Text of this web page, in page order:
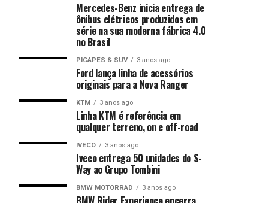
Mercedes-Benz inicia entrega de
ônibus elétricos produzidos em
série na sua moderna fábrica 4.0
no Brasil
PICAPES & SUV 3 anos ago
Ford lança linha de acessórios
originais para a Nova Ranger
KTM 3 anos ago
Linha KTM é referência em
qualquer terreno, on e off-road
IVECO 3 anos ago
Iveco entrega 50 unidades do S-
Way ao Grupo Tombini
BMW MOTORRAD 3 anos ago